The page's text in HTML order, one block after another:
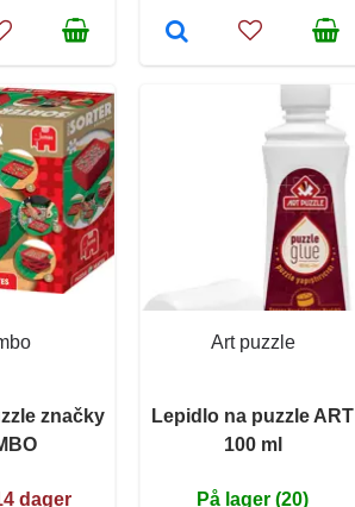
značky
dager
Art puzzle
Lepidlo na puzzle ART
100 ml
På lager (20)